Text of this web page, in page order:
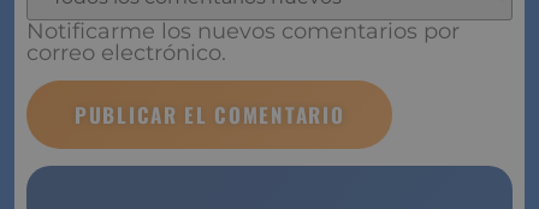
Notificarme los nuevos comentarios por
correo electrónico.